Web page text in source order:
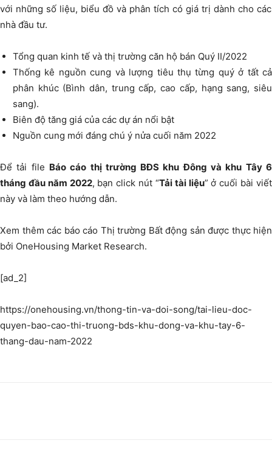
với những số liệu, biểu đồ và phân tích có giá trị dành cho các
nhà đầu tư.
Tổng quan kinh tế và thị trường căn hộ bán Quý II/2022
Thống kê nguồn cung và lượng tiêu thụ từng quý ở tất cả
phân khúc (Bình dân, trung cấp, cao cấp, hạng sang, siêu
sang).
Biên độ tăng giá của các dự án nổi bật
Nguồn cung mới đáng chú ý nửa cuối năm 2022
Để tải file Báo cáo thị trường BĐS khu Đông và khu Tây 6
tháng đầu năm 2022, bạn click nút “Tải tài liệu” ở cuối bài viết
này và làm theo hướng dẫn.
Xem thêm các báo cáo Thị trường Bất động sản được thực hiện
bởi OneHousing Market Research.
[ad_2]
https://onehousing.vn/thong-tin-va-doi-song/tai-lieu-doc-
quyen-bao-cao-thi-truong-bds-khu-dong-va-khu-tay-6-
thang-dau-nam-2022